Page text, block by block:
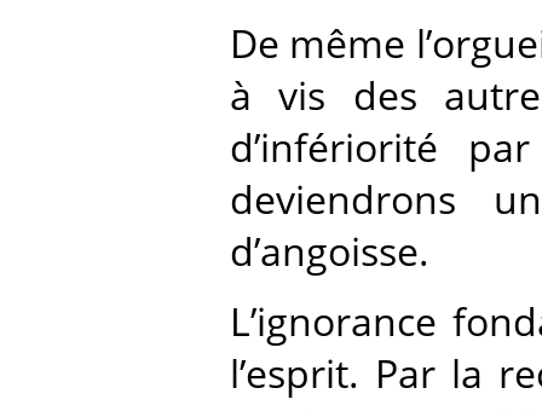
De même
à vis des
d’infériorité
deviendrons
d’angoisse.
L’ignorance
l’esprit. Par la